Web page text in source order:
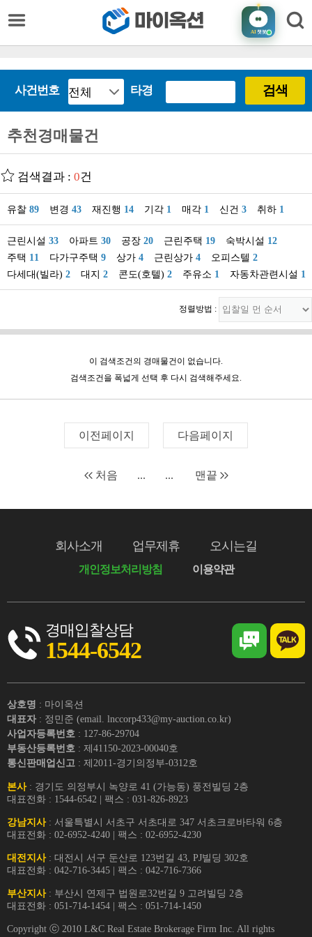
AI챗봇
사건번호 타경 검색
추천경매물건
검색결과 : 0건
유찰 89 변경 43 재진행 14 기각 1 매각 1 신건 3 취하 1
근린시설 33 아파트 30 공장 20 근린주택 19 숙박시설 12
주택 11 다가구주택 9 상가 4 근린상가 4 오피스텔 2
다세대(빌라) 2 대지 2 콘도(호텔) 2 주유소 1 자동차관련시설 1
정렬방법 :
이 검색조건의 경매물건이 없습니다.
검색조건을 폭넓게 선택 후 다시 검색해주세요.
이전페이지 다음페이지
처음 ... ... 맨끝
회사소개 업무제휴 오시는길
개인정보처리방침 이용약관
경매입찰상담
1544-6542
상호명 : 마이옥션
대표자 : 정민준 (email. lnccorp433@my-auction.co.kr)
사업자등록번호 : 127-86-29704
부동산등록번호 : 제41150-2023-00040호
통신판매업신고 : 제2011-경기의정부-0312호
본사: 경기도 의정부시 녹양로 41 (가능동) 풍전빌딩 2층
대표전화 : 1544-6542 | 팩스 : 031-826-8923
강남지사: 서울특별시 서초구 서초대로 347 서초크로바타워 6층
대표전화 : 02-6952-4240 | 팩스 : 02-6952-4230
대전지사: 대전시 서구 둔산로 123번길 43, PJ빌딩 302호
대표전화 : 042-716-3445 | 팩스 : 042-716-7366
부산지사: 부산시 연제구 법원로32번길 9 고려빌딩 2층
대표전화 : 051-714-1454 | 팩스 : 051-714-1450
Copyright ⓒ 2010 L&C Real Estate Brokerage Firm Inc. All rights